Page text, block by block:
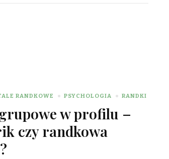
RANDKOWE PSYCHOLOGIA RANDKI
w profilu –
czy randkowa